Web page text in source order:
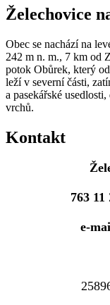
Želechovice
Obec se nachází na
242 m n. m., 7 km od
potok Obůrek, který
leží v severní části,
a pasekářské
vrchů.
Kontakt
763
e-